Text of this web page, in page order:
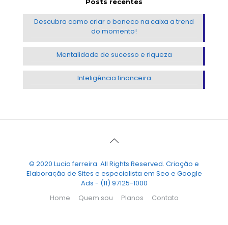
Descubra como criar o boneco na caixa a trend
do momento!
Mentalidade de sucesso e riqueza
Inteligência financeira
© 2020 Lucio ferreira. All Rights Reserved. Criação e
Elaboração de Sites e especialista em Seo e Google
Ads - (11) 97125-1000
Home
Quem sou Planos Contato